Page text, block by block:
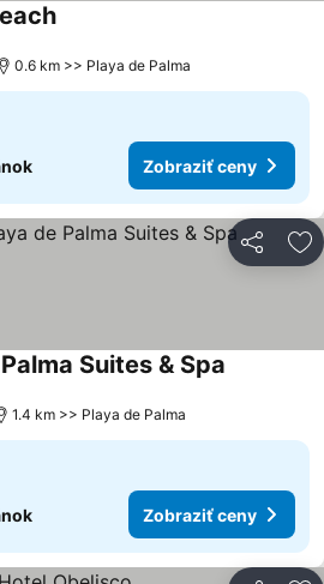
0.6 km >> Playa de Palma
Zobraziť ceny
Zdieľať
Suites & Spa
1.4 km >> Playa de Palma
Zobraziť ceny